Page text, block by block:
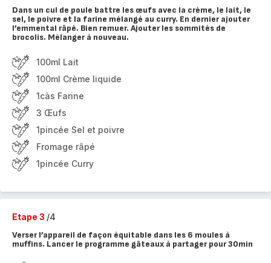
Dans un cul de poule battre les œufs avec la crème, le lait, le
sel, le poivre et la farine mélangé au curry. En dernier ajouter
l’emmental râpé. Bien remuer. Ajouter les sommités de
brocolis. Mélanger à nouveau.
100ml Lait
100ml Crème liquide
1càs Farine
3 Œufs
1pincée Sel et poivre
Fromage râpé
1pincée Curry
Etape 3 /4
Verser l’appareil de façon équitable dans les 6 moules à
muffins. Lancer le programme gâteaux à partager pour 30min